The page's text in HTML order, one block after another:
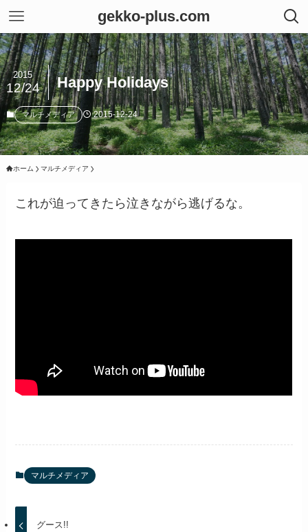
gekko-plus.com
Happy Holidays
2015
12/24
マルチメディア 2015-12-24
ホーム マルチメディア
これが迫ってきたら泣きながら逃げるな。
マルチメディア
グース!!